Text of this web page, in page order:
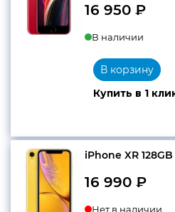
16 950 ₽
В наличии
Купить в 1
В корзину
iPhone XR
16 990 ₽
Нет в наличии